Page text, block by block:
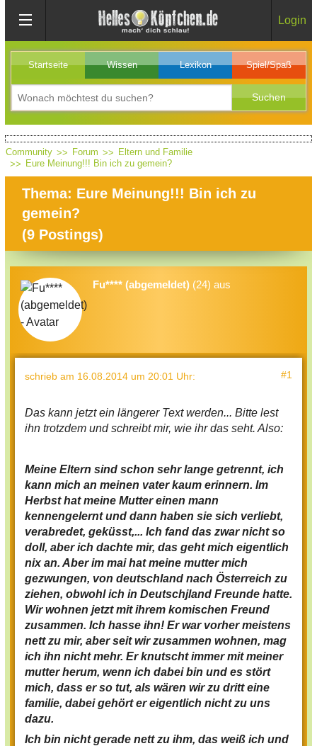
Login
Startseite Wissen Lexikon Spiel/Spaß
Community Forum
Eltern und Familie
Eure Meinung!!! Bin ich zu gemein?
Thema: Eure Meinung!!! Bin ich zu
gemein?
(9 Postings)
Fu**** (abgemeldet) (24) aus
schrieb am 16.08.2014 um 20:01 Uhr: #1
Das kann jetzt ein längerer Text werden... Bitte lest
ihn trotzdem und schreibt mir, wie ihr das seht. Also:
Meine Eltern sind schon sehr lange getrennt, ich
kann mich an meinen vater kaum erinnern. Im
Herbst hat meine Mutter einen mann
kennengelernt und dann haben sie sich verliebt,
verabredet, geküsst,... Ich fand das zwar nicht so
doll, aber ich dachte mir, das geht mich eigentlich
nix an. Aber im mai hat meine mutter mich
gezwungen, von deutschland nach Österreich zu
ziehen, obwohl ich in Deutschjland Freunde hatte.
Wir wohnen jetzt mit ihrem komischen Freund
zusammen. Ich hasse ihn! Er war vorher meistens
nett zu mir, aber seit wir zusammen wohnen, mag
ich ihn nicht mehr. Er knutscht immer mit meiner
mutter herum, wenn ich dabei bin und es stört
mich, dass er so tut, als wären wir zu dritt eine
familie, dabei gehört er eigentlich nicht zu uns
dazu.
Ich bin nicht gerade nett zu ihm, das weiß ich und